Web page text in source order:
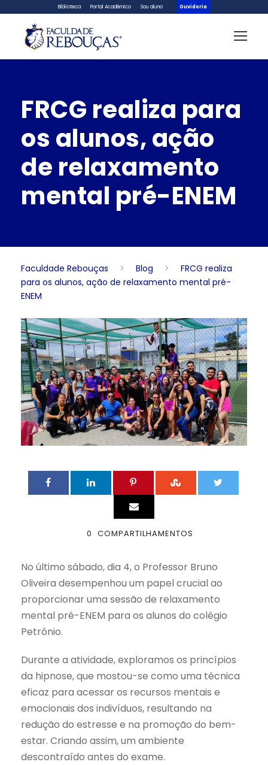
Biblioteca Portal Acadêmico Sou aluno Ouvidoria
FRCG realiza para
os alunos, ação
de relaxamento
mental pré-ENEM
Faculdade Rebouças > Blog >
FRCG realiza
para os alunos, ação de relaxamento mental pré-
ENEM
0 COMPARTILHAMENTOS
No último sábado, dia 4, o Professor Bruno
Oliveira desempenhou um papel crucial ao
proporcionar uma sessão de relaxamento
mental pré-ENEM para os alunos do colégio
Petrônio.
Durante a atividade, exploramos os princípios
da hipnose, que mostou-se como uma técnica
eficaz para acessar os recursos mentais e
emocionais dos indivíduos, resultando na
redução do estresse e na promoção do bem-
estar. Criando assim, um ambiente
descontraído antes do exame.